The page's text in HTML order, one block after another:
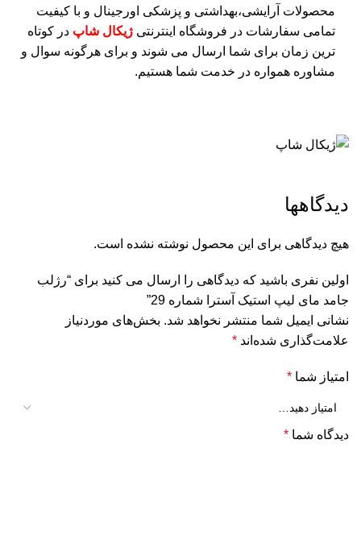
محصولات آرایشی،بهداشتی و پزشکی اورجینال و با کیفیت
تمامی سفارشات در فروشگاه اینترنتی ژیکال شاپ در کوتاه
ترین زمان برای شما ارسال می شوند و برای هرگونه سوال و
مشاوره همواره در خدمت شما هستیم.
دیدگاهها
هیچ دیدگاهی برای این محصول نوشته نشده است.
اولین نفری باشید که دیدگاهی را ارسال می کنید برای “رژلب
جامد مای لیپ استیک آسترا شماره 29”
نشانی ایمیل شما منتشر نخواهد شد. بخش‌های موردنیاز
علامت‌گذاری شده‌اند *
امتیاز شما *
دیدگاه شما *